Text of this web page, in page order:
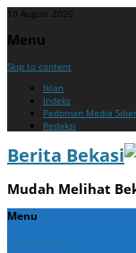
10 August 2026
Menu
Skip to content
Iklan
Indeks
Pedoman Media Siber
Redaksi
Berita Bekasi
Mudah Melihat
Menu
Skip to content